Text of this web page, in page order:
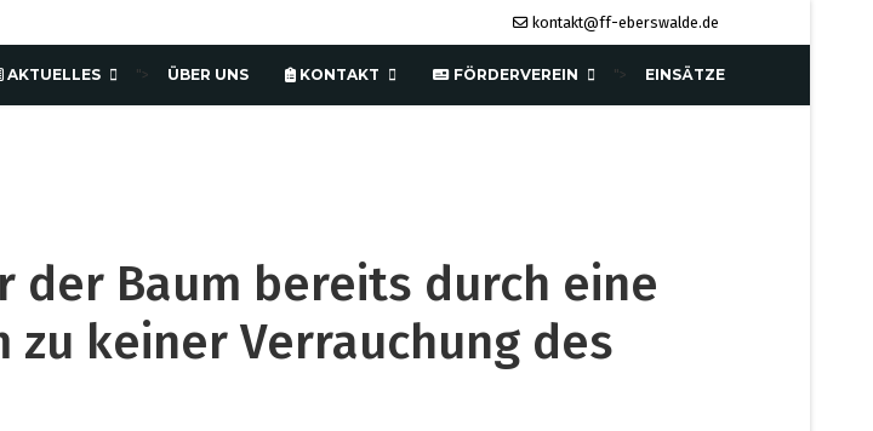
kontakt@ff-eberswalde.de
AKTUELLES "> ÜBER UNS KONTAKT FÖRDERVEREIN "> EINSÄTZE
der Baum bereits durch eine
zu keiner Verrauchung des